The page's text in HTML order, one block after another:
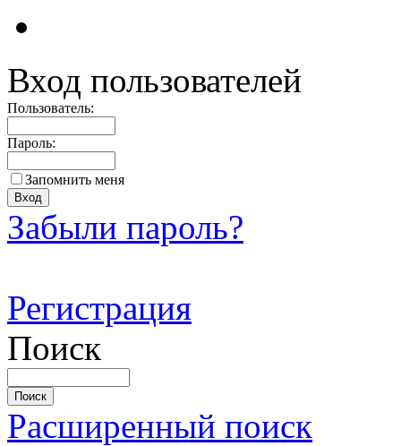
Вход пользователей
Пользователь:
Пароль:
Запомнить меня
Забыли пароль?
Регистрация
Поиск
Расширенный поиск